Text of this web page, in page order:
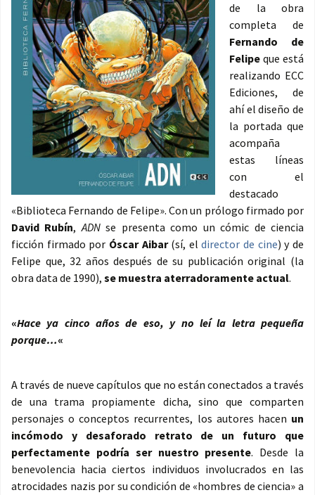
de la obra
completa de
Fernando de
Felipe que está
realizando ECC
Ediciones, de
ahí el diseño de
la portada que
acompaña
estas líneas
con el
destacado
«Biblioteca Fernando de Felipe». Con un prólogo firmado por
David Rubín, ADNse presenta como un cómic de ciencia
ficción firmado por Óscar Aibar(sí, eldirector de cine) y de
Felipe que, 32 años después de su publicación original (la
obra data de 1990), se muestra aterradoramente actual.
«Hace ya cinco años de eso, y no leí la letra pequeña
porque…«
A través de nueve capítulos que no están conectados a través
de una trama propiamente dicha, sino que comparten
personajes o conceptos recurrentes, los autores hacen un
incómodo y desaforado retrato de un futuro que
perfectamente podría ser nuestro presente. Desde la
benevolencia hacia ciertos individuos involucrados en las
atrocidades nazis por su condición de «hombres de ciencia» a